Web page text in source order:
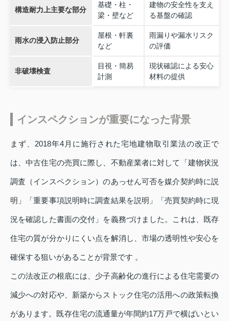
構造耐力上主要な部分
基礎・柱・
梁・壁など
建物の安全性を支え
る基盤の確認
雨水の浸入防止部分
屋根・軒裏
など
雨漏りや漏水リスク
の評価
非破壊検査
目視・簡易
計測
現状確認による安心
材料の提供
インスペクションが重要になった背景
まず、2018年4月に施行された宅地建物取引業法の改正で
は、中古住宅の売買に際し、不動産業者に対して「建物状況
調査（インスペクション）のあっせん可否を媒介契約時に説
明」「重要事項説明時に調査結果を説明」「売買契約時に現
況を確認した書面の交付」を義務づけました。これは、既存
住宅の質が分かりにくい点を解消し、市場の透明性や安心を
確保する狙いがあることが背景です 。
この法改正の根底には、少子高齢化の進行による住宅需要の
減少への対応や、新築からストック住宅の活用への政策転換
があります。既存住宅の流通量が年間約17万戸で横ばいとい